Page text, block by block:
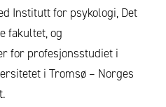
Institutt for psykologi, Det
fakultet, og
for profesjonsstudiet i
i Tromsø – Norges